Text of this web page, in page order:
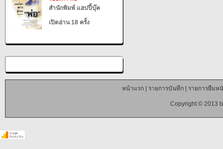
สำนักพิมพ์ แฮปปี้บุ๊ค
เปิดอ่าน 18 ครั้ง
หน้าแรก| รายการบันทึก| รายการยืมห
Copyright © 2013